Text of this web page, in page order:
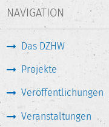
NAVIGATION
Das DZHW
Projekte
Veröffentlichungen
Veranstaltungen